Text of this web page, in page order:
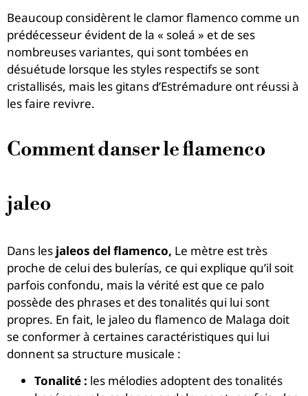
Beaucoup considèrent le clamor flamenco comme un
prédécesseur évident de la « soleá » et de ses
nombreuses variantes, qui sont tombées en
désuétude lorsque les styles respectifs se sont
cristallisés, mais les gitans d’Estrémadure ont réussi à
les faire revivre.
Comment danser le flamenco
jaleo
Dans les jaleos del flamenco, Le mètre est très
proche de celui des bulerías, ce qui explique qu’il soit
parfois confondu, mais la vérité est que ce palo
possède des phrases et des tonalités qui lui sont
propres. En fait, le jaleo du flamenco de Malaga doit
se conformer à certaines caractéristiques qui lui
donnent sa structure musicale :
Tonalité : les mélodies adoptent des tonalités